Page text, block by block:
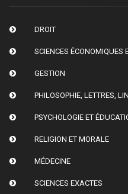
DROIT
SCIENCES ÉCONOMIQUES
GESTION
PHILOSOPHIE, LETTRES,
PSYCHOLOGIE ET
RELIGION ET MORALE
MÉDECINE
SCIENCES EXACTES